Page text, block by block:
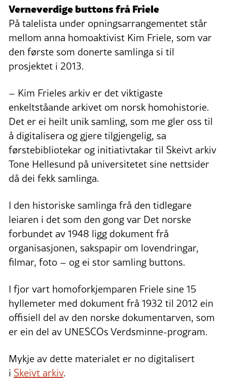
Verneverdige buttons frå Friele
På talelista under opningsarrangementet står
mellom anna homoaktivist Kim Friele, som var
den første som donerte samlinga si til
prosjektet i 2013.
– Kim Frieles arkiv er det viktigaste
enkeltståande arkivet om norsk homohistorie.
Det er ei heilt unik samling, som me gler oss til
å digitalisera og gjere tilgjengelig, sa
førstebibliotekar og initiativtakar til Skeivt arkiv
Tone Hellesund på universitetet sine nettsider
då dei fekk samlinga.
I den historiske samlinga frå den tidlegare
leiaren i det som den gong var Det norske
forbundet av 1948 ligg dokument frå
organisasjonen, sakspapir om lovendringar,
filmar, foto – og ei stor samling buttons.
I fjor vart homoforkjemparen Friele sine 15
hyllemeter med dokument frå 1932 til 2012 ein
offisiell del av den norske dokumentarven, som
er ein del av UNESCOs Verdsminne-program.
Mykje av dette materialet er no digitalisert
i Skeivt arkiv.